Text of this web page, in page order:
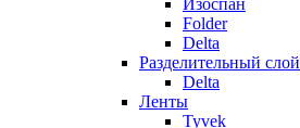
Изоспан
Folder
Delta
Разделительный слой
Delta
Ленты
Tyvek